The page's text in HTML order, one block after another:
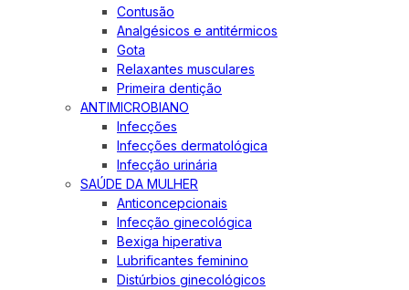
Contusão
Analgésicos e antitérmicos
Gota
Relaxantes musculares
Primeira dentição
ANTIMICROBIANO
Infecções
Infecções dermatológica
Infecção urinária
SAÚDE DA MULHER
Anticoncepcionais
Infecção ginecológica
Bexiga hiperativa
Lubrificantes feminino
Distúrbios ginecológicos